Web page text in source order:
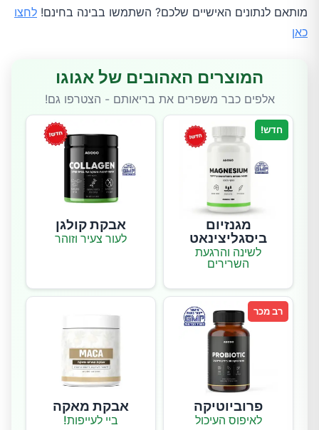
מותאם לנתונים האישיים שלכם? השתמשו בבינה בחינם! לחצו
כאן
המוצרים האהובים של אגוגו
אלפים כבר משפרים את בריאותם - הצטרפו גם!
חדש!
מגנזיום
ביסגליצינאט
לשינה והרגעת
השרירים
אבקת קולגן
לעור צעיר וזוהר
רב מכר
פרוביוטיקה
לאיפוס העיכול
אבקת מאקה
ביי לעייפות!